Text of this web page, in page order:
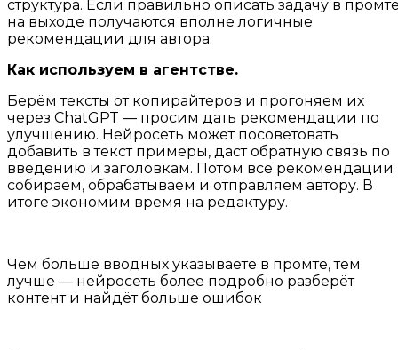
структура. Если правильно описать задачу в
на выходе получаются вполне логичные
рекомендации для автора.
Как используем в агентстве.
Берём тексты от копирайтеров и прогоняем их
через ChatGPT — просим дать рекомендации по
улучшению. Нейросеть может посоветовать
добавить в текст примеры, даст обратную связь по
введению и заголовкам. Потом все рекомендации
собираем, обрабатываем и отправляем автору. В
итоге экономим время на редактуру.
Чем больше вводных указываете в промте, тем
лучше — нейросеть более подробно разберёт
контент и найдёт больше ошибок